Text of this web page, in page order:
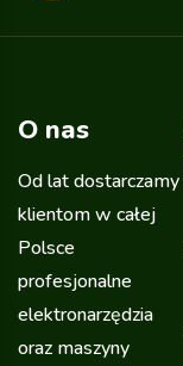
O nas
Od lat dostarczamy
klientom w całej
Polsce
profesjonalne
elektronarzędzia
oraz maszyny